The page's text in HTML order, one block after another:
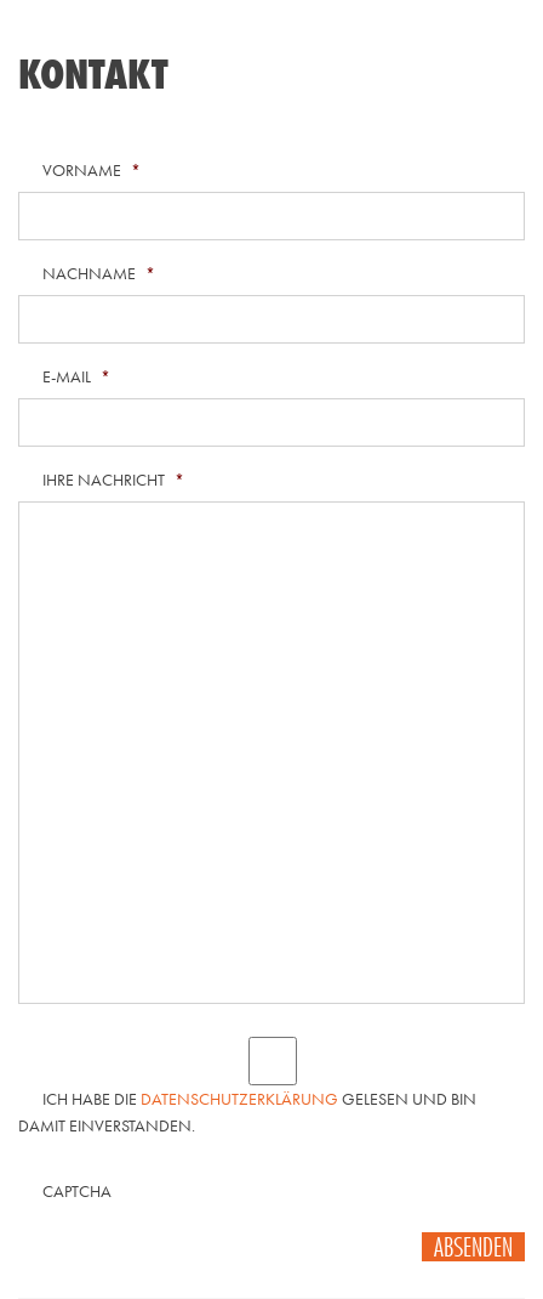
KONTAKT
VORNAME *
NACHNAME *
E-MAIL *
IHRE NACHRICHT *
ICH HABE DIE DATENSCHUTZERKLÄRUNG GELESEN UND BIN
DAMIT EINVERSTANDEN.
CAPTCHA
ABSENDEN